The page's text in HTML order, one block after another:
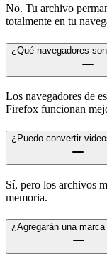
No. Tu archivo
totalmente en tu
¿Qué navegadores
Los navegadores de
Firefox funcionan
¿Puedo convertir
Sí, pero los archivos
memoria.
¿Agregarán una